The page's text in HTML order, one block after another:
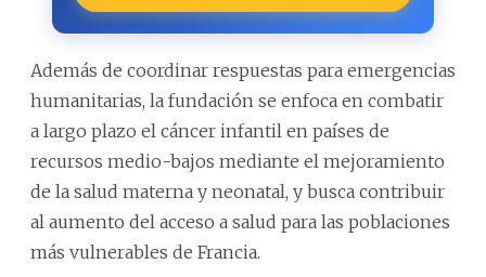
Además de coordinar respuestas para emergencias
humanitarias, la fundación se enfoca en combatir
a largo plazo el cáncer infantil en países de
recursos medio-bajos mediante el mejoramiento
de la salud materna y neonatal, y busca contribuir
al aumento del acceso a salud para las poblaciones
más vulnerables de Francia.